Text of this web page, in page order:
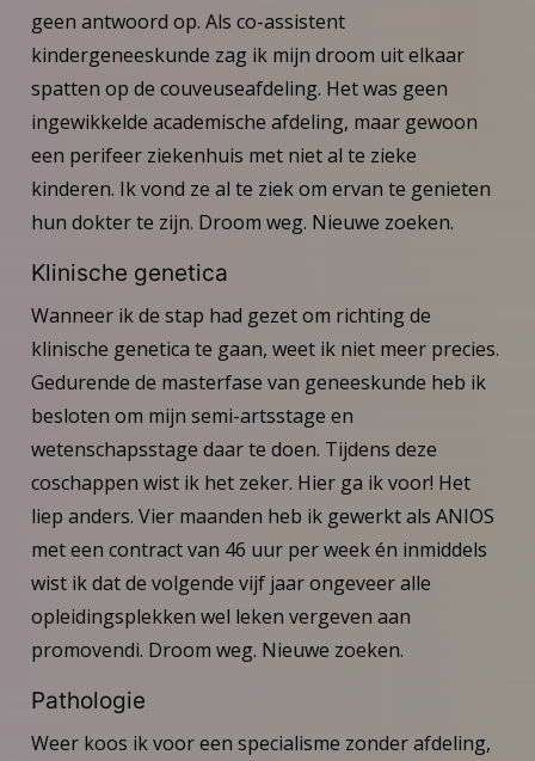
geen antwoord op. Als co-assistent
kindergeneeskunde zag ik mijn droom uit elkaar
spatten op de couveuseafdeling. Het was geen
ingewikkelde academische afdeling, maar gewoon
een perifeer ziekenhuis met niet al te zieke
kinderen. Ik vond ze al te ziek om ervan te genieten
hun dokter te zijn. Droom weg. Nieuwe zoeken.
Klinische genetica
Wanneer ik de stap had gezet om richting de
klinische genetica te gaan, weet ik niet meer precies.
Gedurende de masterfase van geneeskunde heb ik
besloten om mijn semi-artsstage en
wetenschapsstage daar te doen. Tijdens deze
coschappen wist ik het zeker. Hier ga ik voor! Het
liep anders. Vier maanden heb ik gewerkt als ANIOS
met een contract van 46 uur per week én inmiddels
wist ik dat de volgende vijf jaar ongeveer alle
opleidingsplekken wel leken vergeven aan
promovendi. Droom weg. Nieuwe zoeken.
Pathologie
Weer koos ik voor een specialisme zonder afdeling,